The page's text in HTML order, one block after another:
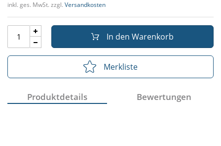
inkl. ges. MwSt. zzgl. Versandkosten
In den Warenkorb
Merkliste
Produktdetails Bewertungen